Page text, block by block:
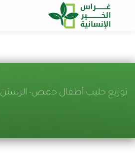
توزيع حليب أطفال حمص- الرستن 1435-2014